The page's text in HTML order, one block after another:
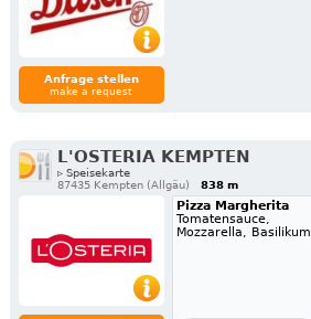
Anfrage stellen
make a request
L'OSTERIA KEMPTEN
▹ Speisekarte
87435 Kempten (Allgäu)
838 m
Pizza Margherita
Tomatensauce,
Mozzarella, Basilikum